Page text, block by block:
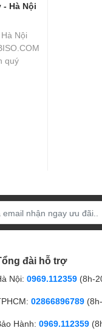
- Hà Nội
Nội
quý
đài hỗ trợ
Nội: 0969.112359 (8h-
02866896789
Hành: 0969.112359